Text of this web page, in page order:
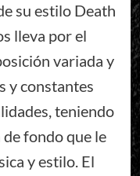
su estilo Death
lleva por el
variada y
y constantes
teniendo
fondo que le
y estilo. El